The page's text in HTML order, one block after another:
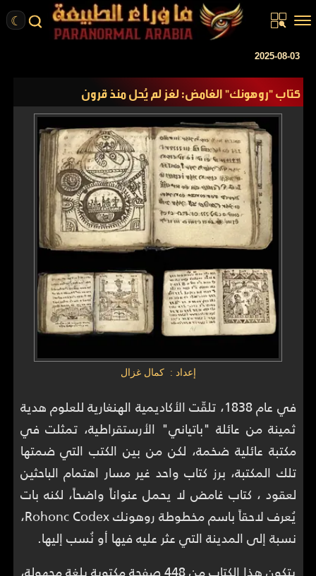
☾
الرئيسية
قصص واقعية
تحقيقات
ركن الخيال
ENGLISH
2025-08-03
كتاب "روهونك" الغامض: لغز لم يُحل منذ قرون
إعداد : كمال غزال
في عام 1838، تلقّت الأكاديمية الهنغارية للعلوم هدية
ثمينة من عائلة "باتياني" الأرستقراطية، تمثلت في
مكتبة عائلية ضخمة، لكن من بين الكتب التي ضمتها
تلك المكتبة، برز كتاب واحد غير مسار اهتمام الباحثين
لعقود ، كتاب غامض لا يحمل عنواناً واضحاً، لكنه بات
يُعرف لاحقاً باسم مخطوطة روهونك Rohonc Codex،
نسبة إلى المدينة التي عثر عليه فيها أو نُسب إليها.